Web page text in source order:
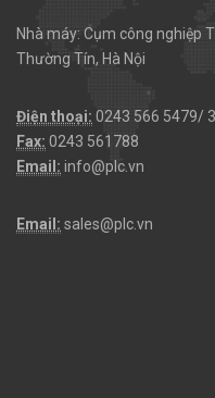
Nhà máy: Cụm công nghiệp
Thường Tín, Hà Nội
Điện thoại: 0243 566 5479/
Fax: 0243 561788
Email: info@plc.vn
Email: sales@plc.vn